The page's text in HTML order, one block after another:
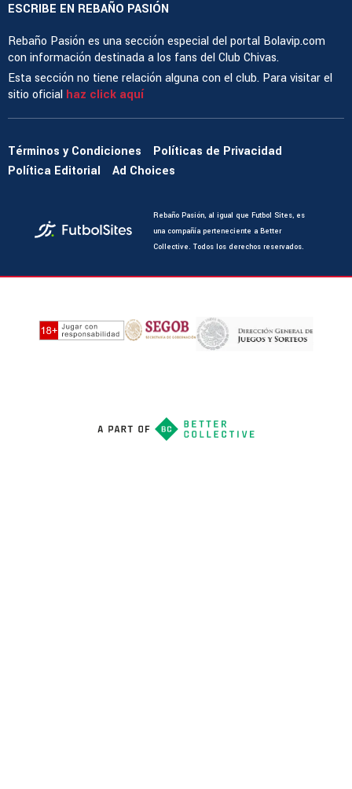
ESCRIBE EN REBAÑO PASIÓN
Rebaño Pasión es una sección especial del portal Bolavip.com
con información destinada a los fans del Club Chivas.
Esta sección no tiene relación alguna con el club. Para visitar el
sitio oficial haz click aquí
Términos y Condiciones
Políticas de Privacidad
Política Editorial
Ad Choices
Rebaño Pasión, al igual que Futbol Sites, es
una compañía perteneciente a Better
Collective. Todos los derechos reservados.